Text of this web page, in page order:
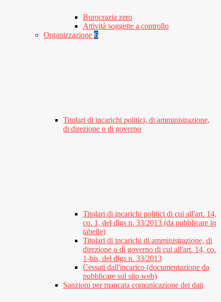
Burocrazia zero
Attività soggette a controllo
Organizzazione 6
Titolari di incarichi politici, di amministrazione,
di direzione o di governo
Titolari di incarichi politici di cui all'art. 14,
co. 1, del dlgs n. 33/2013 (da pubblicare in
tabelle)
Titolari di incarichi di amministrazione, di
direzione o di governo di cui all'art. 14, co.
1-bis, del dlgs n. 33/2013
Cessati dall'incarico (documentazione da
pubblicare sul sito web)
Sanzioni per mancata comunicazione dei dati